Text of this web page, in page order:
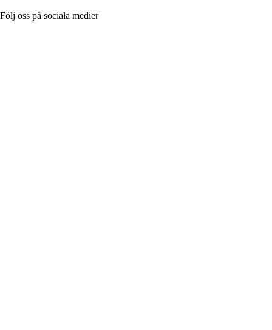
Följ oss på sociala medier